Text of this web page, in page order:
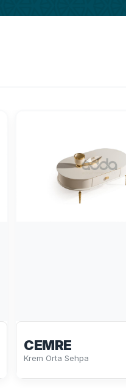
CEMRE
Krem Orta Sehpa